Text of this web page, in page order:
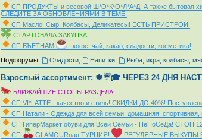
СП ПРОДУКТЫ и весовой Ш*О*К*О*Л*А*Д! А также бытовая
СЛЕДИТЕ ЗА ОБНОВЛЕНИЯМИ В ТЕМЕ!
СП Масло, Сыр, Колбасы, Деликатесы! ЕСТЬ ПРИСТРОЙ!
СТАРТОВАЛА ЗАКУПКА:
СП ВЪЕТНАМ
- кофе, чай, какао, сладости, косметика!
Подфорумы: Сладости, Напитки, Рыба, икра, колбасы,
Взрослый ассортимент: 🍁☔🎓 ЧЕРЕЗ 24 ДНЯ
БЛИЖАЙШИЕ СТОПЫ РАЗДЕЛА:
СП VI*LATTE - качество и стиль! СКИДКИ ДО 40%!
СП Натали - Одежда для всей семьи: домашняя,
СП ГиперМаркет обуви для Всей Семьи - НеПоСеДа! СТОП
СП
GLAMOURная ТУРЦИЯ! РЕГУЛЯРНЫЕ ВЫКУПЫ